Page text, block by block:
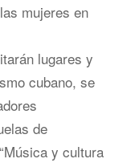
mujeres en
lugares y
cubano, se
de
y cultura